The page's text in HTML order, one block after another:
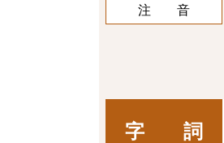
注 音
字 詞